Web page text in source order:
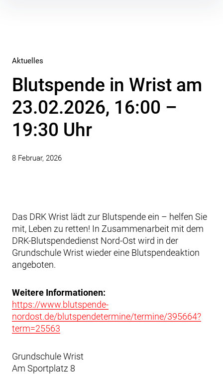
Aktuelles
Blutspende in Wrist am
23.02.2026, 16:00 –
19:30 Uhr
8 Februar, 2026
Das DRK Wrist lädt zur Blutspende ein – helfen Sie
mit, Leben zu retten! In Zusammenarbeit mit dem
DRK-Blutspendedienst Nord-Ost wird in der
Grundschule Wrist wieder eine Blutspendeaktion
angeboten.
Weitere Informationen:
https://www.blutspende-
nordost.de/blutspendetermine/termine/395664?
term=25563
Grundschule Wrist
Am Sportplatz 8